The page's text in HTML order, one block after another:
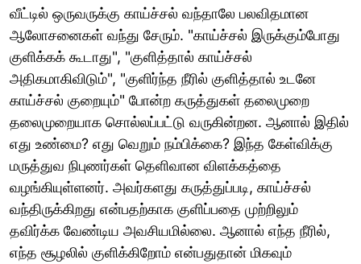
வீட்டில் ஒருவருக்கு காய்ச்சல் வந்தாலே பலவிதமான
ஆலோசனைகள் வந்து சேரும். "காய்ச்சல் இருக்கும்போது
குளிக்கக் கூடாது", "குளித்தால் காய்ச்சல்
அதிகமாகிவிடும்", "குளிர்ந்த நீரில் குளித்தால் உடனே
காய்ச்சல் குறையும்" போன்ற கருத்துகள் தலைமுறை
தலைமுறையாக சொல்லப்பட்டு வருகின்றன. ஆனால் இதில்
எது உண்மை? எது வெறும் நம்பிக்கை? இந்த கேள்விக்கு
மருத்துவ நிபுணர்கள் தெளிவான விளக்கத்தை
வழங்கியுள்ளனர். அவர்களது கருத்துப்படி, காய்ச்சல்
வந்திருக்கிறது என்பதற்காக குளிப்பதை முற்றிலும்
தவிர்க்க வேண்டிய அவசியமில்லை. ஆனால் எந்த நீரில்,
எந்த சூழலில் குளிக்கிறோம் என்பதுதான் மிகவும்